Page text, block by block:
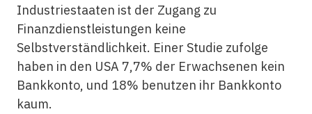
Industriestaaten ist der Zugang zu
Finanzdienstleistungen keine
Selbstverständlichkeit. Einer Studie zufolge
haben in den USA 7,7% der Erwachsenen kein
Bankkonto, und 18% benutzen ihr Bankkonto
kaum.